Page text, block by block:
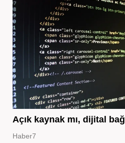
Açık kaynak mı, dijital
Haber7